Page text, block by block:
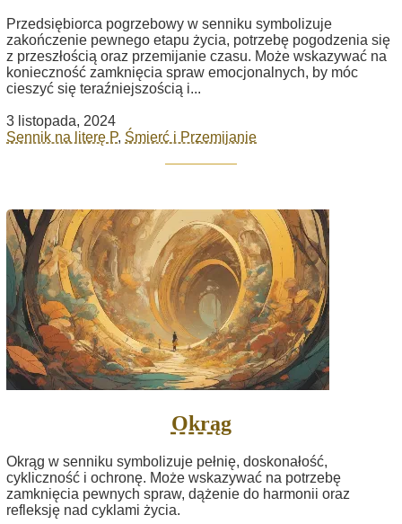
Przedsiębiorca pogrzebowy w senniku symbolizuje
zakończenie pewnego etapu życia, potrzebę pogodzenia się
z przeszłością oraz przemijanie czasu. Może wskazywać na
konieczność zamknięcia spraw emocjonalnych, by móc
cieszyć się teraźniejszością i...
3 listopada, 2024
Sennik na literę P, Śmierć i Przemijanie
Okrąg
Okrąg w senniku symbolizuje pełnię, doskonałość,
cykliczność i ochronę. Może wskazywać na potrzebę
zamknięcia pewnych spraw, dążenie do harmonii oraz
refleksję nad cyklami życia.